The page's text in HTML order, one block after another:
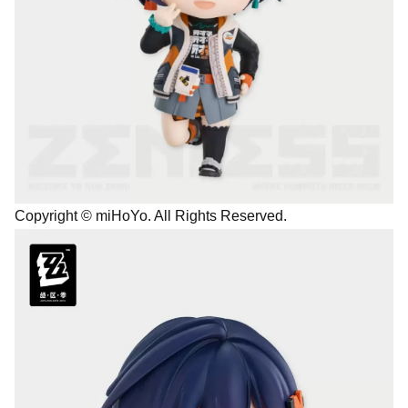
Copyright © miHoYo. All Rights Reserved.